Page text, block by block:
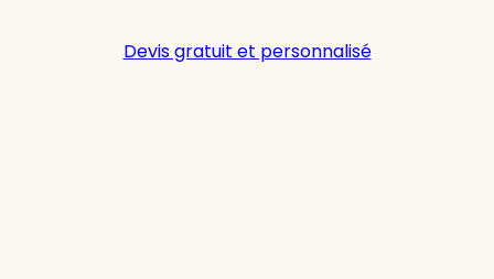
Devis gratuit et personnalisé